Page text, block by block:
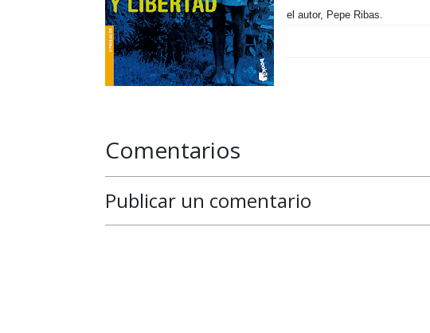
el autor, Pepe Ribas.
Comentarios
Publicar un comentario